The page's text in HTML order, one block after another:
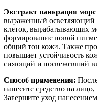
Экстракт панкрация
выраженный осветляющий
клеток, вырабатывающих
формирование новой
общий тон кожи. Также
повышает устойчивость
сияющий и посвежевший
Способ применения:
нанесите средство на
Завершите уход